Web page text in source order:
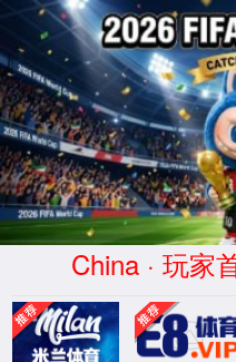
蜂鸟电竞比分网
事数据与专业分
WTS-WAF拦截
出现该页面的原因:
1.你的请求是黑客攻击
2.你的请求合法但触发了安全